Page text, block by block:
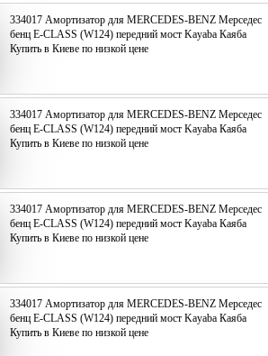
334017 Амортизатор для MERCEDES-BENZ Мерседес
бенц E-CLASS (W124) передний мост Kayaba Каяба
Купить в Киеве по низкой цене
334017 Амортизатор для MERCEDES-BENZ Мерседес
бенц E-CLASS (W124) передний мост Kayaba Каяба
Купить в Киеве по низкой цене
334017 Амортизатор для MERCEDES-BENZ Мерседес
бенц E-CLASS (W124) передний мост Kayaba Каяба
Купить в Киеве по низкой цене
334017 Амортизатор для MERCEDES-BENZ Мерседес
бенц E-CLASS (W124) передний мост Kayaba Каяба
Купить в Киеве по низкой цене